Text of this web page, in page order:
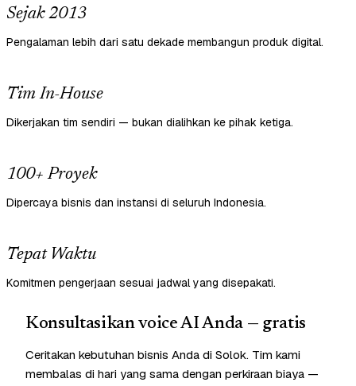
Sejak 2013
Pengalaman lebih dari satu dekade membangun produk digital.
Tim In-House
Dikerjakan tim sendiri — bukan dialihkan ke pihak ketiga.
100+ Proyek
Dipercaya bisnis dan instansi di seluruh Indonesia.
Tepat Waktu
Komitmen pengerjaan sesuai jadwal yang disepakati.
Konsultasikan voice AI Anda — gratis
Ceritakan kebutuhan bisnis Anda di Solok. Tim kami
membalas di hari yang sama dengan perkiraan biaya —